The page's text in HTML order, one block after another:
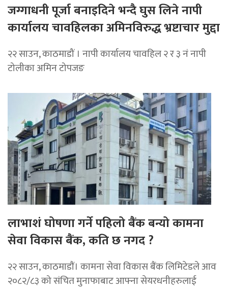
जग्गाधनी पूर्जा बनाइदिने भन्दै घुस लिने नापी
कार्यालय चावहिलका अमिनविरुद्ध भ्रष्टाचार मुद्दा
२२ साउन, काठमाडौं । नापी कार्यालय चावहिल २ र ३ नं नापी
टोलीका अमिन टोपजङ
लाभाशं घोषणा गर्ने पहिलो बैंक बन्यो कामना
सेवा विकास बैंक, कति छ नगद ?
२२ साउन, काठमाडाैं। कामना सेवा विकास बैंक लिमिटेडले आव
२०८२/८३ को संचित मुनाफाबाट आफ्ना सेयरधनीहरुलाई